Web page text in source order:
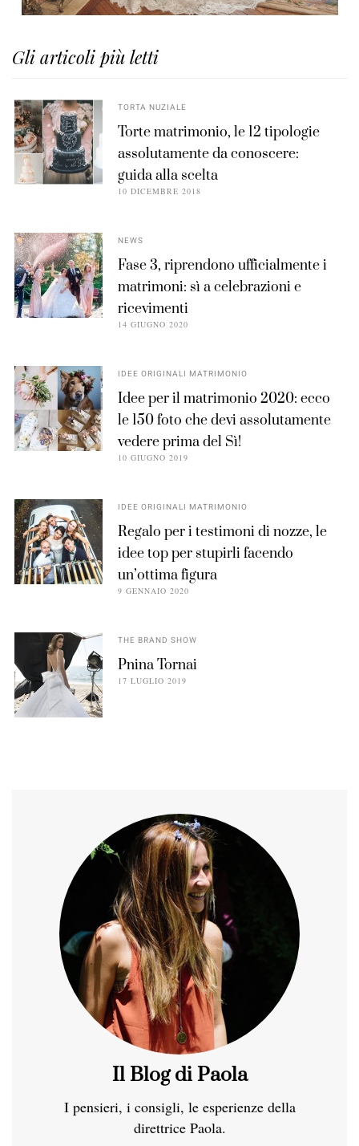
Gli articoli più letti
TORTA NUZIALE
Torte matrimonio, le 12 tipologie
assolutamente da conoscere:
guida alla scelta
10 DICEMBRE 2018
NEWS
Fase 3, riprendono ufficialmente i
matrimoni: sì a celebrazioni e
ricevimenti
14 GIUGNO 2020
IDEE ORIGINALI MATRIMONIO
Idee per il matrimonio 2020: ecco
le 150 foto che devi assolutamente
vedere prima del Sì!
10 GIUGNO 2019
IDEE ORIGINALI MATRIMONIO
Regalo per i testimoni di nozze, le
idee top per stupirli facendo
un’ottima figura
9 GENNAIO 2020
THE BRAND SHOW
Pnina Tornai
17 LUGLIO 2019
Il Blog di Paola
I pensieri, i consigli, le esperienze della
direttrice Paola.